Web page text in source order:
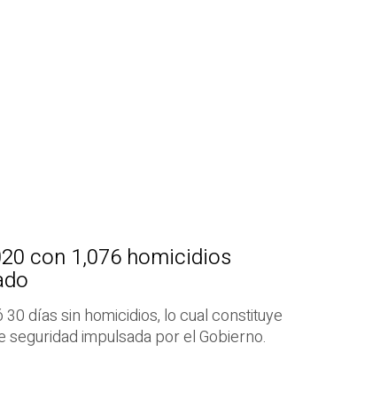
con 1,076 homicidios
días sin homicidios, lo cual constituye
impulsada por el Gobierno.